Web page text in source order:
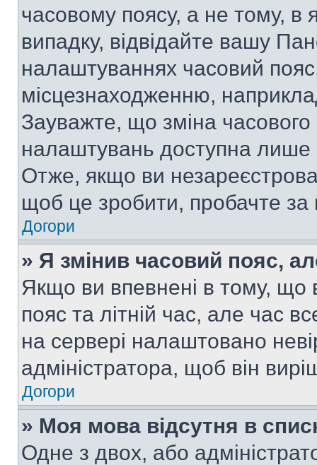
часовому поясу, а не тому, в
випадку, відвідайте вашу
налаштуваннях часовий
місцезнаходженню,
Зауважте, що зміна часового
налаштувань доступна лише
Отже, якщо ви
щоб це зробити, пробачте за
Догори
» Я змінив часовий пояс,
Якщо ви впевнені в тому, що
пояс та літній час, але час
на сервері налаштовано
адміністратора, щоб він
Догори
» Моя мова відсутня в
Одне з двох, або